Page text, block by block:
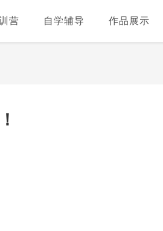
营 自学辅导 作品展示